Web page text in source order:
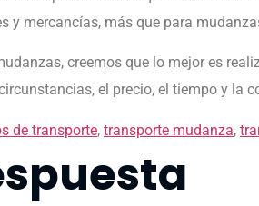
y mercancías, más que para
creemos que lo mejor es
el precio, el tiempo y la
de transporte, transporte mudanza,